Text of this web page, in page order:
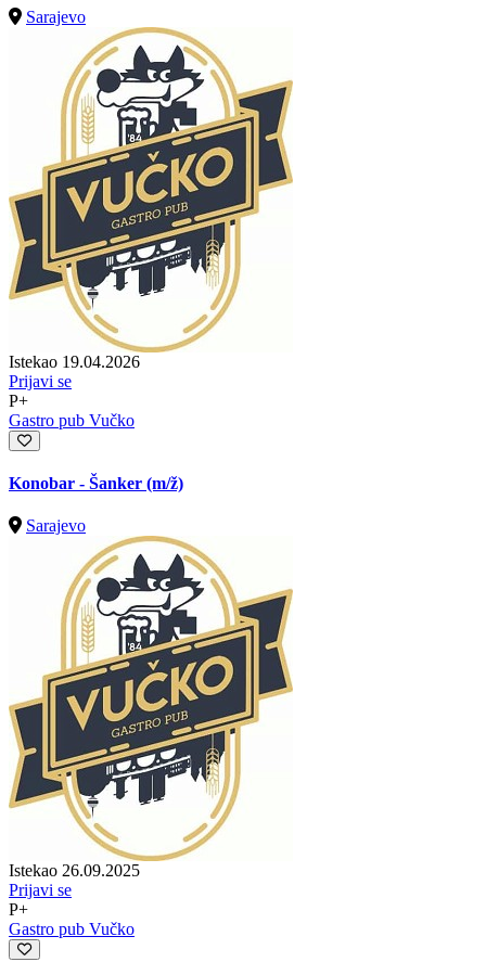
Sarajevo
Istekao 19.04.2026
Prijavi se
P+
Gastro pub Vučko
Konobar - Šanker (m/ž)
Sarajevo
Istekao 26.09.2025
Prijavi se
P+
Gastro pub Vučko